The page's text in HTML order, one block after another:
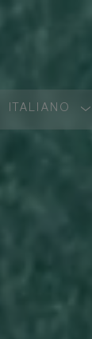
LANGUAGE
ITALIANO